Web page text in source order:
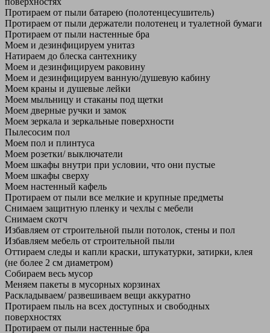
Протираем от пыли батарею (полотенцесушитель)
Протираем от пыли держатели полотенец и туалетной бумаги
Протираем от пыли настенные бра
Моем и дезинфицируем унитаз
Натираем до блеска сантехнику
Моем и дезинфицируем раковину
Моем и дезинфицируем ванную/душевую кабину
Моем краны и душевые лейки
Моем мыльницу и стаканы под щетки
Моем дверные ручки и замок
Моем зеркала и зеркальные поверхности
Пылесосим пол
Моем пол и плинтуса
Моем розетки/ выключатели
Моем шкафы внутри при условии, что они пустые
Моем шкафы сверху
Моем настенный кафель
Протираем от пыли все мелкие и крупные предметы
Снимаем защитную пленку и чехлы с мебели
Снимаем скотч
Избавляем от строительной пыли потолок, стены и пол
Избавляем мебель от строительной пыли
Оттираем следы и капли краски, штукатурки, затирки, клея
(не более 2 см диаметром)
Собираем весь мусор
Меняем пакеты в мусорных корзинах
Раскладываем/ развешиваем вещи аккуратно
Протираем пыль на всех доступных и свободных
поверхностях
Протираем от пыли настенные бра